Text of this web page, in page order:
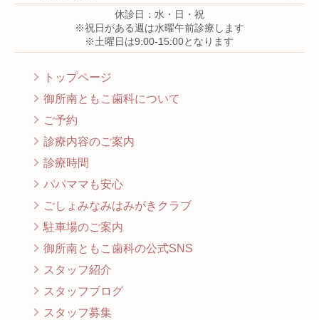
休診日：水・日・祝
※祝日がある週は水曜午前診療します
※土曜日は9:00-15:00となります
トップページ
御所南ともこ歯科について
ご予約
診療内容のご案内
診療時間
パパママも安心
ごしょみなみはみがきクラブ
駐車場のご案内
御所南ともこ歯科の公式SNS
スタッフ紹介
スタッフブログ
スタッフ募集